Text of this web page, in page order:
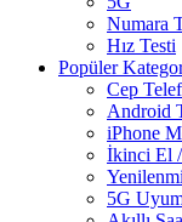
Numara
Hız Testi
Popüler
Cep
Android
iPhone
İkinci El
5G